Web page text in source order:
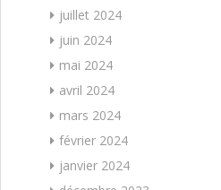
juillet 2024
juin 2024
mai 2024
avril 2024
mars 2024
février 2024
janvier 2024